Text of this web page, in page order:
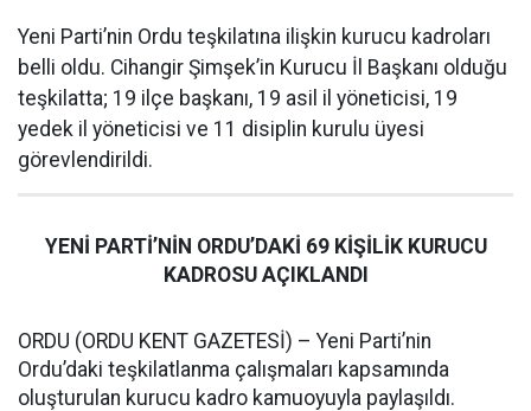
Yeni Parti’nin Ordu teşkilatına ilişkin kurucu kadroları
belli oldu. Cihangir Şimşek’in Kurucu İl Başkanı olduğu
teşkilatta; 19 ilçe başkanı, 19 asil il yöneticisi, 19
yedek il yöneticisi ve 11 disiplin kurulu üyesi
görevlendirildi.
YENİ PARTİ’NİN ORDU’DAKİ 69 KİŞİLİK KURUCU
KADROSU AÇIKLANDI
ORDU (ORDU KENT GAZETESİ) – Yeni Parti’nin
Ordu’daki teşkilatlanma çalışmaları kapsamında
oluşturulan kurucu kadro kamuoyuyla paylaşıldı.